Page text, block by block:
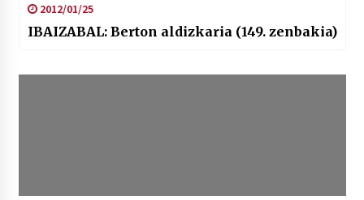
2012/01/25
IBAIZABAL: Berton aldizkaria (149. zenbakia)